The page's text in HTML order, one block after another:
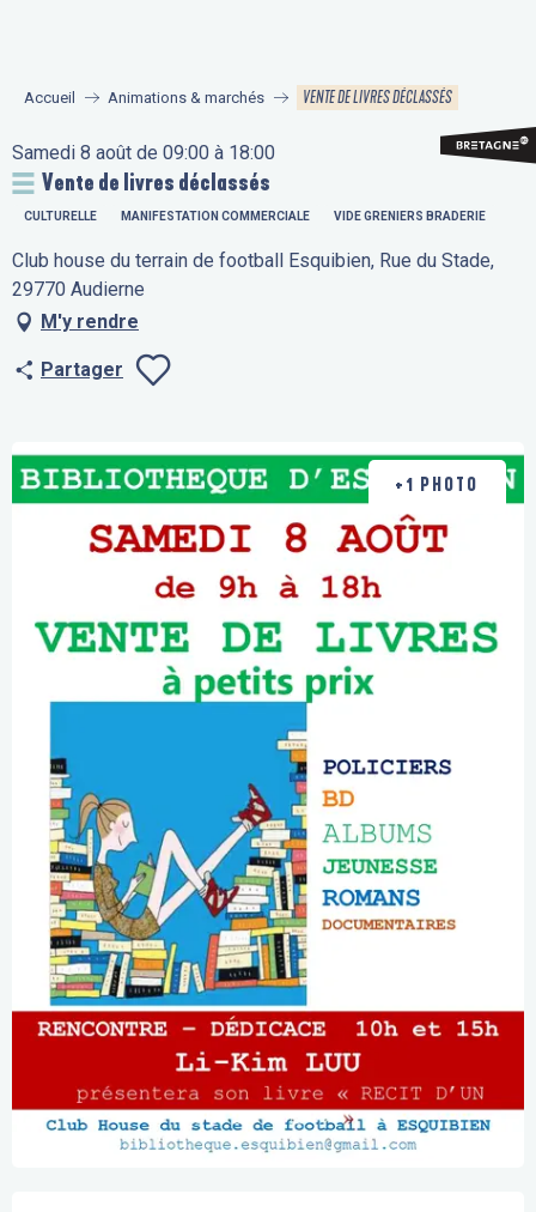
principal
Accueil Animations & marchés VENTE DE LIVRES DÉCLASSÉS
Samedi 8 août de 09:00 à 18:00
Vente de livres déclassés
CULTURELLE MANIFESTATION COMMERCIALE VIDE GRENIERS BRADERIE
Club house du terrain de football Esquibien, Rue du Stade,
29770 Audierne
M'y rendre
Partager
+1 PHOTO